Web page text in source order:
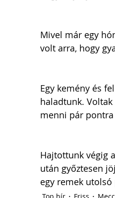
Mivel már egy
volt arra, hogy
Egy kemény és
haladtunk.
menni pár
Hajtottunk végig
után győztesen
egy remek
Top hír Friss